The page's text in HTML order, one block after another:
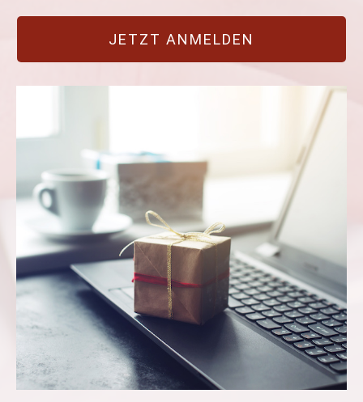
JETZT ANMELDEN